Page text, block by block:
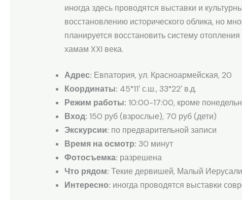
иногда здесь проводятся выставки и
восстановлению исторического облика, но
планируется восстановить систему
хамам XXI века.
Адрес: Евпатория, ул. Красноармейская, 20
Координаты: 45°11′ с.ш., 33°22′ в.д.
Режим работы: 10:00-17:00, кроме
Вход: 150 руб (взрослые), 70 руб (дети)
Экскурсии: по предварительной записи
Время на осмотр: 30 минут
Фотосъемка: разрешена
Что рядом: Текие дервишей, Малый
Интересно: иногда проводятся выставки